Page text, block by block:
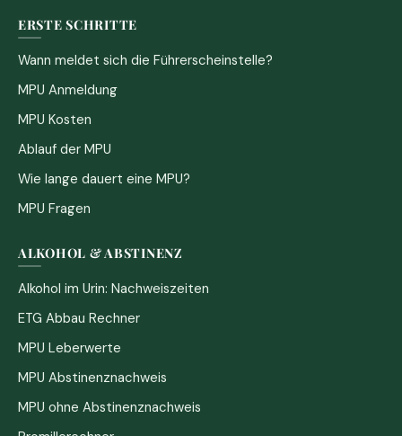
ERSTE SCHRITTE
Wann meldet sich die Führerscheinstelle?
MPU Anmeldung
MPU Kosten
Ablauf der MPU
Wie lange dauert eine MPU?
MPU Fragen
ALKOHOL & ABSTINENZ
Alkohol im Urin: Nachweiszeiten
ETG Abbau Rechner
MPU Leberwerte
MPU Abstinenznachweis
MPU ohne Abstinenznachweis